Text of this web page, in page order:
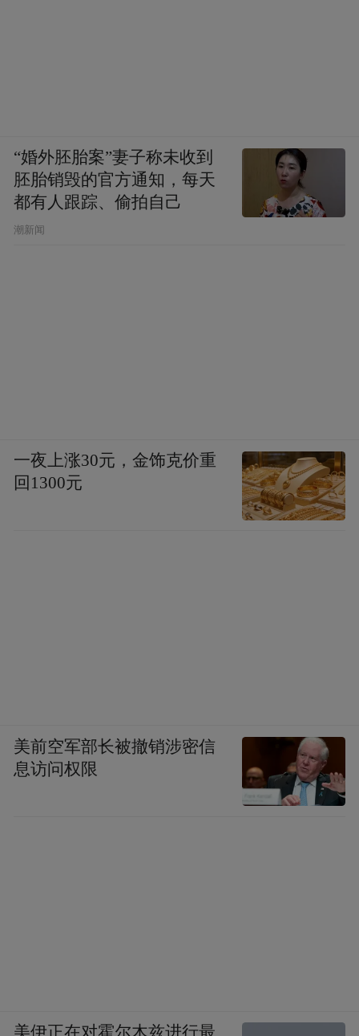
“婚外胚胎案”妻子称未收到
胚胎销毁的官方通知，每天
都有人跟踪、偷拍自己
潮新闻
一夜上涨30元，金饰克价重
回1300元
美前空军部长被撤销涉密信
息访问权限
美伊正在对霍尔木兹进行最